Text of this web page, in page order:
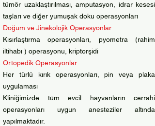
tümör uzaklaştırılması, amputasyon, idrar kesesi
taşları ve diğer yumuşak doku operasyonları
Doğum ve Jinekolojik Operasyonlar
Kısırlaştırma operasyonları, pyometra (rahim
iltihabı ) operasyonu, kriptorşidi
Ortopedik Operasyonlar
Her türlü kırık operasyonları, pin veya plaka
uygulaması
Kliniğimizde tüm evcil hayvanların cerrahi
operasyonları uygun anesteziler altında
yapılmaktadır.